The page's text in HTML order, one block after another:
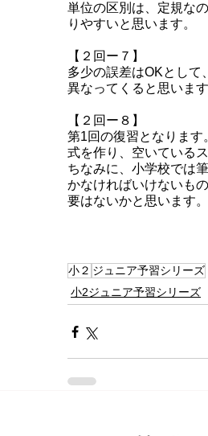
単位の区別は、定規な
りやすいと思います。
【２回ー７】
多少の誤差はOKとして
異なってくると思いま
【２回ー８】
第1回の復習となります
式を作り、空いている
ちなみに、小学校では
かなければいけないも
要はないかと思います。
小２ ジュニア予習シリーズ
小2ジュニア予習シリーズ